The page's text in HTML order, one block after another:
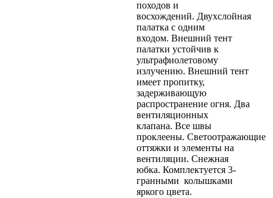
походов и
восхождений. Двухслойная
палатка с одним
входом. Внешний тент
палатки устойчив к
ультрафиолетовому
излучению. Внешний тент
имеет пропитку,
задерживающую
распространение огня. Два
вентиляционных
клапана. Все швы
проклеены. Светоотражающие
оттяжки и элементы на
вентиляции. Снежная
юбка. Комплектуется 3-
гранными колышками
яркого цвета.